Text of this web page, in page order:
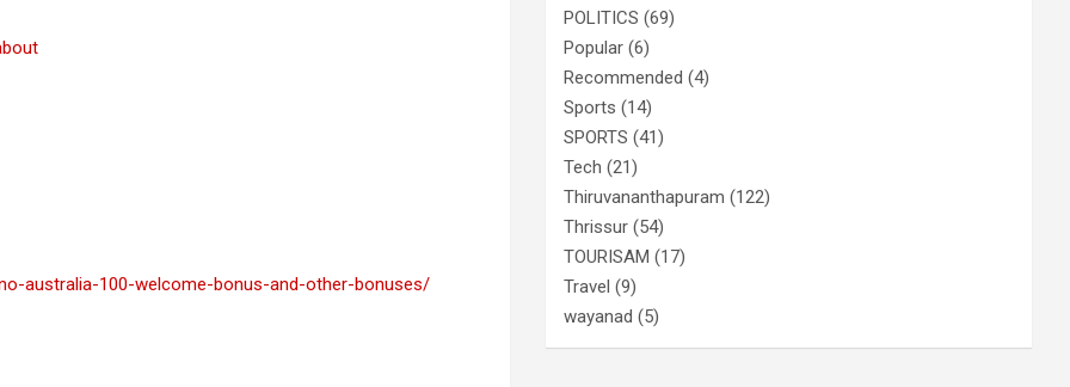
australia-100-welcome-bonus-and-other-bonuses/
POLITICS (69)
Popular (6)
Recommended (4)
Sports (14)
SPORTS (41)
Tech (21)
Thiruvananthapuram (122)
Thrissur (54)
TOURISAM (17)
Travel (9)
wayanad (5)